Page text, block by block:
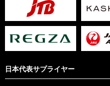
日本代表サプライヤー